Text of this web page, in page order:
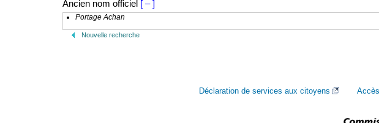
Ancien nom officiel [ – ]
Portage Achan
Nouvelle recherche
Déclaration de services aux citoyens